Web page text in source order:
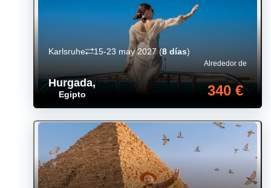
Hurgada,
Egipto
Alrededor de
340 €
Karlsruhe 15-23 may 2027(8 días)